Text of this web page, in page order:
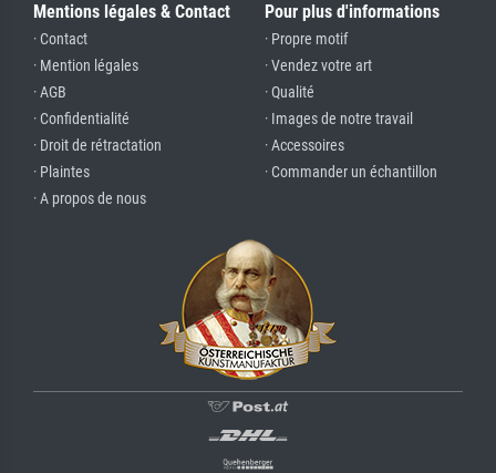
Mentions légales & Contact
· Contact
· Mention légales
· AGB
· Confidentialité
· Droit de rétractation
· Plaintes
· A propos de nous
Pour plus d'informations
· Propre motif
· Vendez votre art
· Qualité
· Images de notre travail
· Accessoires
· Commander un échantillon